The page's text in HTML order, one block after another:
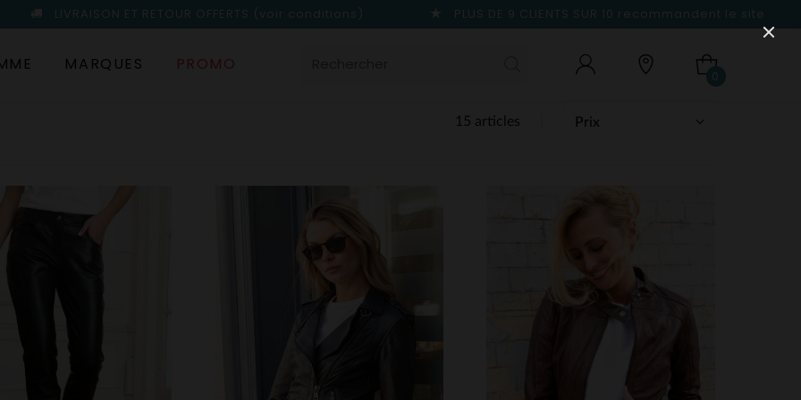
LIVRAISON ET RETOUR OFFERTS (voir conditions) PLUS DE 9 CLIENTS SUR 10 recommandent le site
MARQUES PROMO
0
15 articles